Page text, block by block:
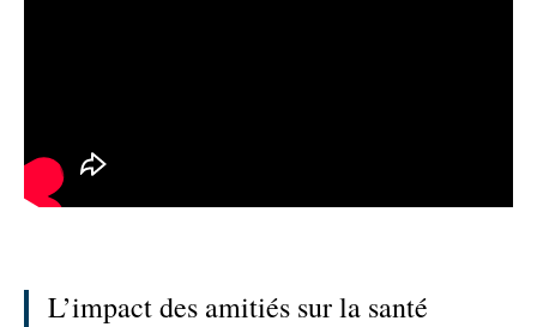
L’impact des amitiés sur la santé